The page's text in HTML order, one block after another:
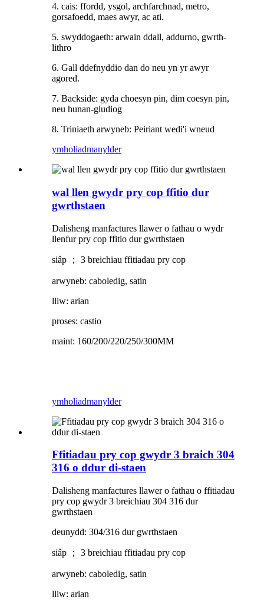
4. cais: ffordd, ysgol, archfarchnad, metro,
gorsafoedd, maes awyr, ac ati.
5. swyddogaeth: arwain ddall, addurno, gwrth-
lithro
6. Gall ddefnyddio dan do neu yn yr awyr
agored.
7. Backside: gyda choesyn pin, dim coesyn pin,
neu hunan-gludiog
8. Triniaeth arwyneb: Peiriant wedi'i wneud
ymholiadmanylder
wal llen gwydr pry cop ffitio dur
gwrthstaen
Dalisheng manfactures llawer o fathau o wydr
llenfur pry cop ffitio dur gwrthstaen
siâp ； 3 breichiau ffitiadau pry cop
arwyneb: caboledig, satin
lliw: arian
proses: castio
maint: 160/200/220/250/300MM
ymholiadmanylder
Ffitiadau pry cop gwydr 3 braich 304
316 o ddur di-staen
Dalisheng manfactures llawer o fathau o ffitiadau
pry cop gwydr 3 breichiau 304 316 dur
gwrthstaen
deunydd: 304/316 dur gwrthstaen
siâp ； 3 breichiau ffitiadau pry cop
arwyneb: caboledig, satin
lliw: arian